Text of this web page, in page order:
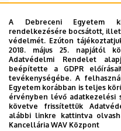
A Debreceni Egyetem
rendelkezésére bocsátott,
védelmét. Ezúton
2018. május 25. napjától
Adatvédelmi Rendelet
beépítette a GDPR
tevékenységébe. A
Egyetem korábban is teljes
érvényben lévő adatkezelési
követve frissítettük
alábbi linkre kattintva
Kancellária WAV Központ
Épület
Emelet, ajtó
Weboldal